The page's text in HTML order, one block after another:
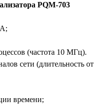
PQM-703
(частота 10 МГц).
сети (длительность от
времени;